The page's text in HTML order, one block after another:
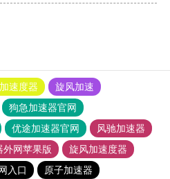
速度器
旋风加速
狗急加速器官网
优途加速器官网
风驰加速器
外网苹果版
旋风加速度器
入口
原子加速器